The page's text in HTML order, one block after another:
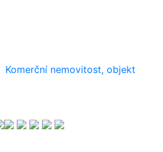
Komerční nemovitost, objekt